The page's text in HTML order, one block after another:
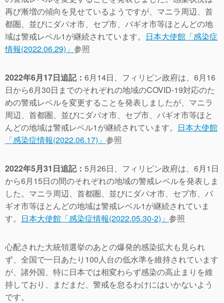
再び漸増の傾向を見せているようですが、マニラ周辺、首
都圏、並びにダバオ市、セブ市、バギオ市等ほとんどの地
域は警戒レベル1が継続されています。 日本大使館「感染症
情報(2022.06.29)」 参照
2022年6月17日追記： 6月14日、フィリピン政府は、6月16
日から6月30日までのそれぞれの地域のCOVID-19対応のた
めの警戒レベルを変更することを発表しましたが、マニラ
周辺、首都圏、並びにダバオ市、セブ市、バギオ市等ほと
んどの地域は警戒レベル1が継続されています。 日本大使館
「感染症情報(2022.06.17)」 参照
2022年5月31日追記： 5月26日、フィリピン政府は、6月1日
から6月15日の間のそれぞれの地域の警戒レベルを発表しま
した。マニラ周辺、首都圏、並びにダバオ市、セブ市、バ
ギオ市等ほとんどの地域は警戒レベル1が継続されていま
す。 日本大使館「感染症情報(2022.05.30‐2)」 参照
心配された大統領選挙のあとの爆発的感染拡大も見られ
ず、全国で一日あたり100人台の低水準を維持されています
が、諸外国、特に日本では相変わらず感染の高止まりを維
持しており、まだまだ、警戒を怠るわけにはいかないよう
です。